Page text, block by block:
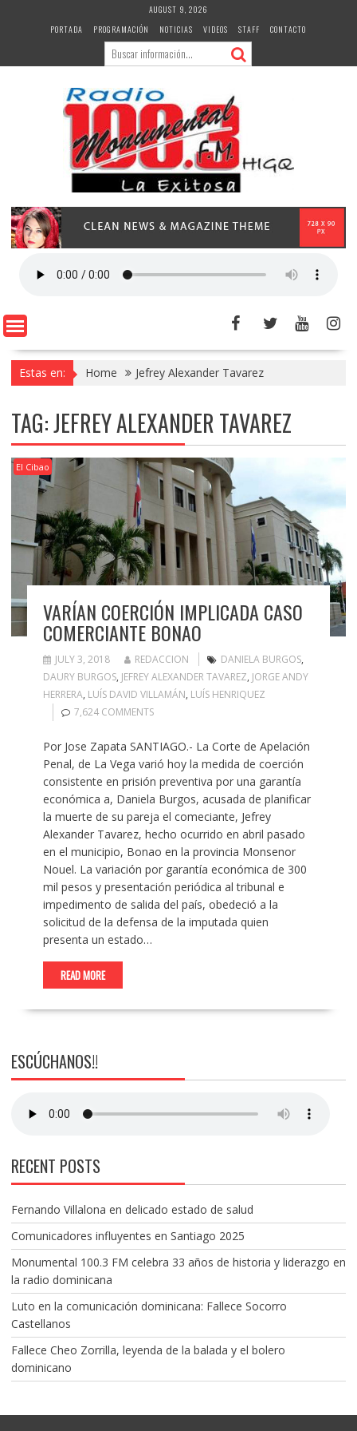
AUGUST 9, 2026
PORTADA
PROGRAMACIÓN NOTICIAS VIDEOS STAFF CONTACTO
Estas en: Home Jefrey Alexander Tavarez
TAG:JEFREY ALEXANDER TAVAREZ
El Cibao
VARÍAN COERCIÓN IMPLICADA CASO
COMERCIANTE BONAO
JULY 3, 2018 REDACCION DANIELA BURGOS,
DAURY BURGOS, JEFREY ALEXANDER TAVAREZ, JORGE ANDY
HERRERA, LUÍS DAVID VILLAMÁN, LUÍS HENRIQUEZ
7,624 COMMENTS
Por Jose Zapata SANTIAGO.- La Corte de Apelación
Penal, de La Vega varió hoy la medida de coerción
consistente en prisión preventiva por una garantía
económica a, Daniela Burgos, acusada de planificar
la muerte de su pareja el comeciante, Jefrey
Alexander Tavarez, hecho ocurrido en abril pasado
en el municipio, Bonao en la provincia Monsenor
Nouel. La variación por garantía económica de 300
mil pesos y presentación periódica al tribunal e
impedimento de salida del país, obedeció a la
solicitud de la defensa de la imputada quien
presenta un estado…
READ MORE
ESCÚCHANOS!!
RECENT POSTS
Fernando Villalona en delicado estado de salud
Comunicadores influyentes en Santiago 2025
Monumental 100.3 FM celebra 33 años de historia y liderazgo en
la radio dominicana
Luto en la comunicación dominicana: Fallece Socorro
Castellanos
Fallece Cheo Zorrilla, leyenda de la balada y el bolero
dominicano